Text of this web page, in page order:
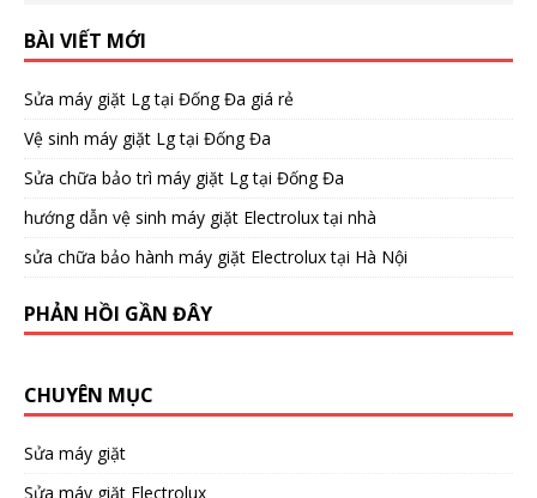
BÀI VIẾT MỚI
Sửa máy giặt Lg tại Đống Đa giá rẻ
Vệ sinh máy giặt Lg tại Đống Đa
Sửa chữa bảo trì máy giặt Lg tại Đống Đa
hướng dẫn vệ sinh máy giặt Electrolux tại nhà
sửa chữa bảo hành máy giặt Electrolux tại Hà Nội
PHẢN HỒI GẦN ĐÂY
CHUYÊN MỤC
Sửa máy giặt
Sửa máy giặt Electrolux